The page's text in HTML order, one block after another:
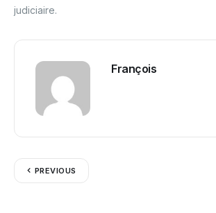
judiciaire.
François
PREVIOUS